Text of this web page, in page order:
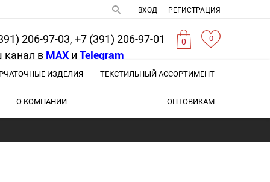
ВХОД РЕГИСТРАЦИЯ
0 0
206-97-03, +7 (391) 206-97-01
в MAX и Telegram
ИЗДЕЛИЯ ТЕКСТИЛЬНЫЙ АССОРТИМЕНТ
О КОМПАНИИ ОПТОВИКАМ